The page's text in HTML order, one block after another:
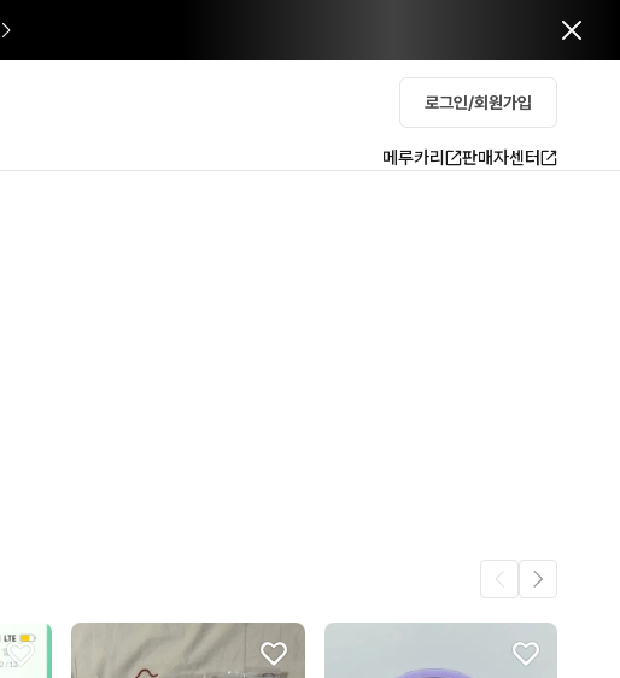
로그인/회원가입
메루카리 판매자센터